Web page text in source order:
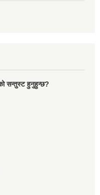
सन्तुस्ट हुनुहुन्छ?